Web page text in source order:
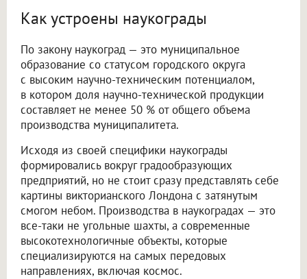
Как устроены наукограды
По закону наукоград — это муниципальное
образование со статусом городского округа
с высоким научно-техническим потенциалом,
в котором доля научно-технической продукции
составляет не менее 50 % от общего объема
производства муниципалитета.
Исходя из своей специфики наукограды
формировались вокруг градообразующих
предприятий, но не стоит сразу представлять себе
картины викторианского Лондона с затянутым
смогом небом. Производства в наукоградах — это
все-таки не угольные шахты, а современные
высокотехнологичные объекты, которые
специализируются на самых передовых
направлениях, включая космос.